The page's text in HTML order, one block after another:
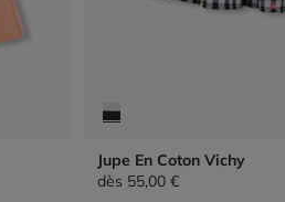
Jupe En Coton Vichy
dès 55,00 €